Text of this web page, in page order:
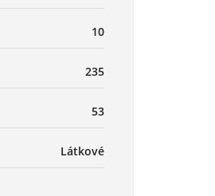
10
235
53
Látkové